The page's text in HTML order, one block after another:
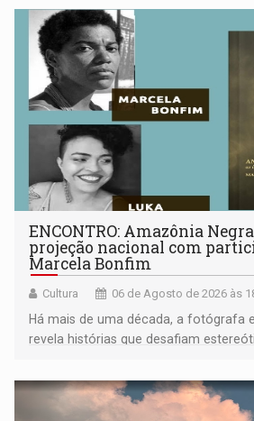
ENCONTRO: Amazônia
projeção nacional com
Marcela Bonfim
Cultura 06 de Agosto de 2026 às
Há mais de uma década, a fotógrafa
revela histórias que desafiam
negras